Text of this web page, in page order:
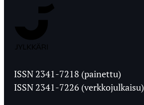
Ylioppilaslehti
ISSN 2341-7218 (painettu)
ISSN 2341-7226 (verkkojulkaisu)